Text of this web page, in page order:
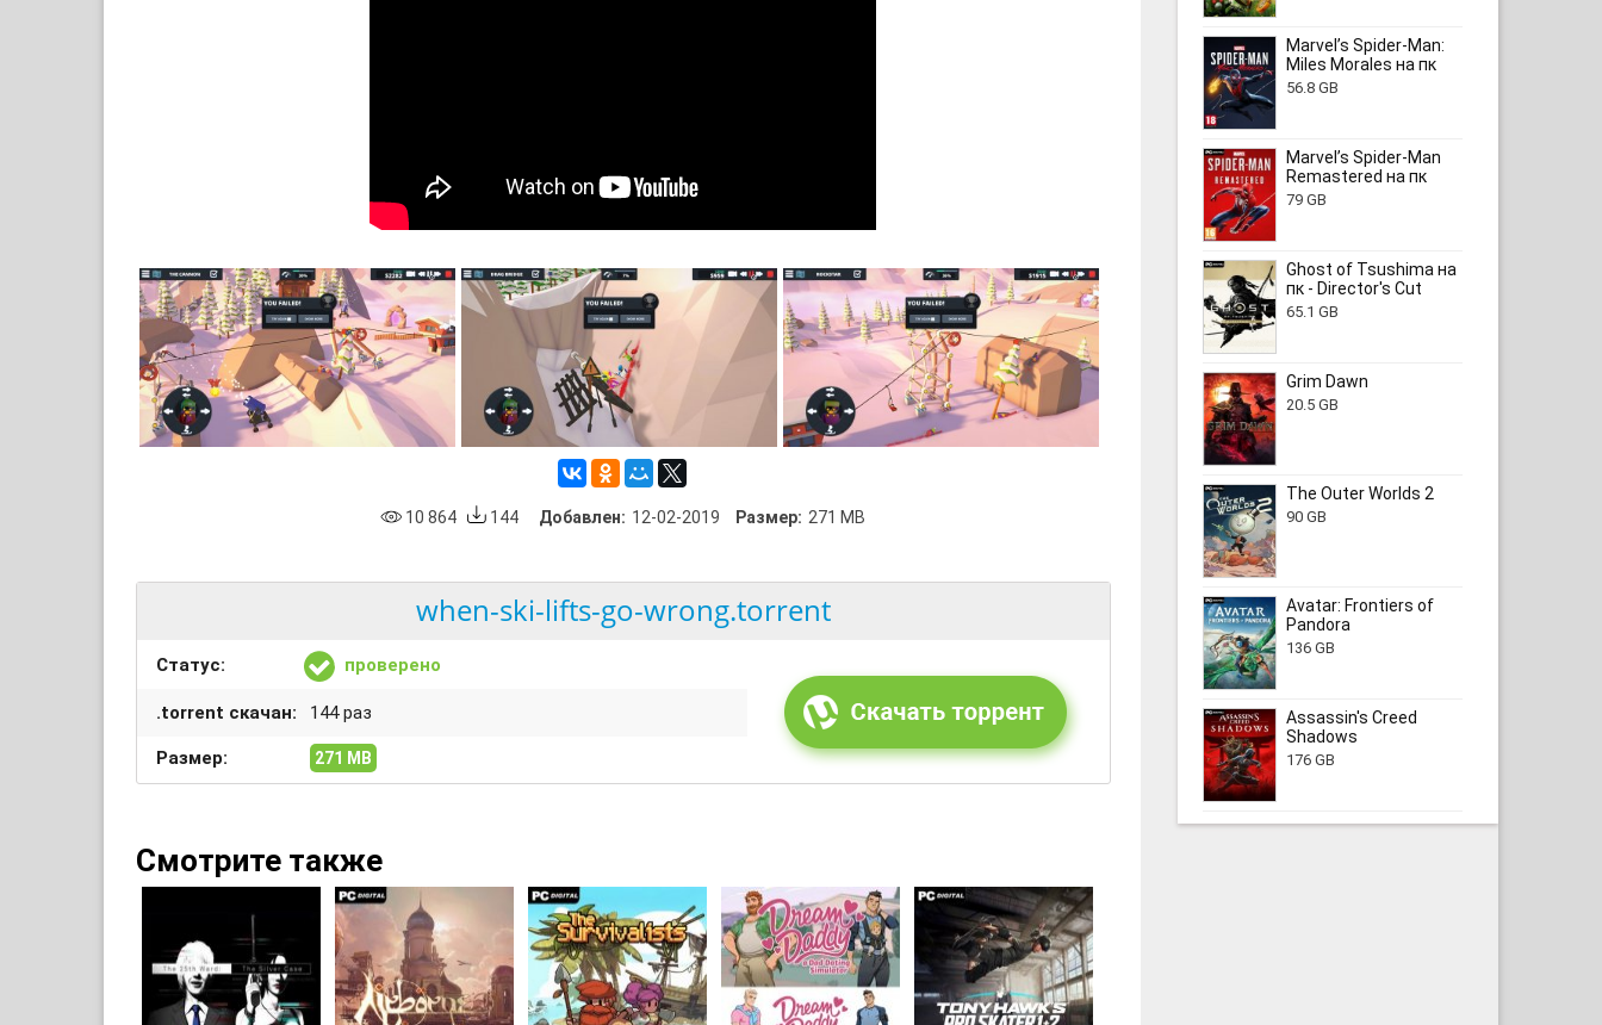
10 864 144 Добавлен: 12-02-2019 Размер: 271 MB
when-ski-lifts-go-wrong.torrent
Статус: проверено
.torrent скачан: 144 раз
Размер: 271 MB
Смотрите также
Marvel’s Spider-Man:
Miles Morales на пк
56.8 GB
Marvel’s Spider-Man
Remastered на пк
79 GB
Ghost of Tsushima на
пк - Director's Cut
65.1 GB
Grim Dawn
20.5 GB
The Outer Worlds 2
90 GB
Avatar: Frontiers of
Pandora
136 GB
Assassin's Creed
Shadows
176 GB